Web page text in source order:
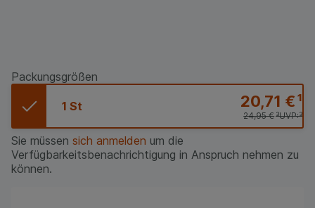
Packungsgrößen
1 St 20,71 €¹
UVP:³
24,95 €³
Sie müssen sich anmelden um die
Verfügbarkeitsbenachrichtigung in Anspruch nehmen zu
können.